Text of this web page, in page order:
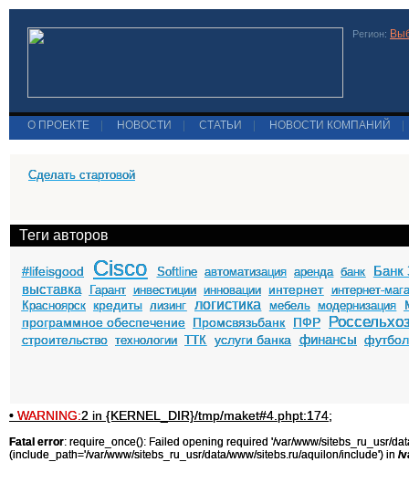
Регион:
О ПРОЕКТЕ НОВОСТИ СТАТЬИ НОВОСТИ КОМПАНИЙ
Сделать стартовой
Теги авторов
#lifeisgood Cisco Softline автоматизация аренда банк
Банк
выставка
Гарант инвестиции инновации интернет интернет-
Красноярск кредиты лизинг логистика мебель модернизация
программное обеспечение Промсвязьбанк ПФР
строительство технологии ТТК услуги банка финансы футбол
• WARNING:2 in {KERNEL_DIR}/tmp/maket#4.phpt:174;
Fatal error: require_once(): Failed opening required '/var/www/sitebs_ru_usr/
(include_path='/var/www/sitebs_ru_usr/data/www/sitebs.ru/aquilon/include') in /